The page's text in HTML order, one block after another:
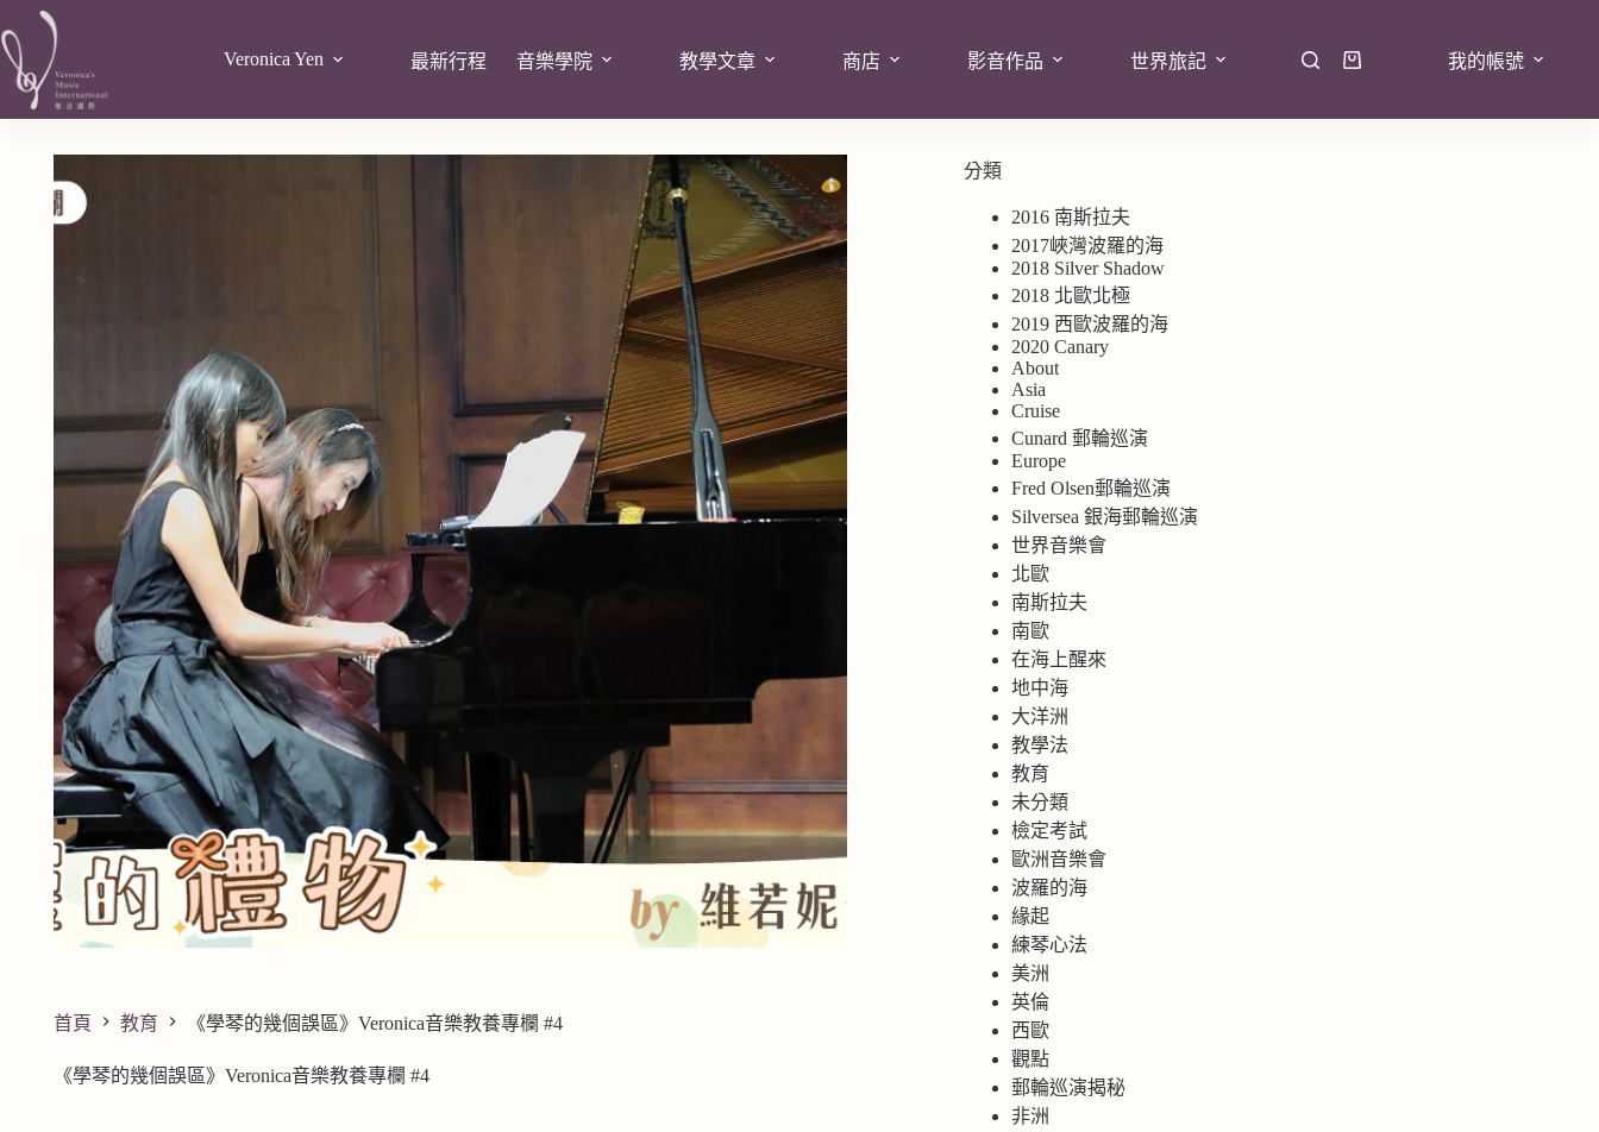
Veronica Yen 最新行程 音樂學院 教學文章 商店 影音作品 世界旅記 我的帳號
首頁 教育 《學琴的幾個誤區》Veronica音樂教養專欄 #4
《學琴的幾個誤區》Veronica音樂教養專欄 #4
分類
2016 南斯拉夫
2017峽灣波羅的海
2018 Silver Shadow
2018 北歐北極
2019 西歐波羅的海
2020 Canary
About
Asia
Cruise
Cunard 郵輪巡演
Europe
Fred Olsen郵輪巡演
Silversea 銀海郵輪巡演
世界音樂會
北歐
南斯拉夫
南歐
在海上醒來
地中海
大洋洲
教學法
教育
未分類
檢定考試
歐洲音樂會
波羅的海
緣起
練琴心法
美洲
英倫
西歐
觀點
郵輪巡演揭秘
非洲